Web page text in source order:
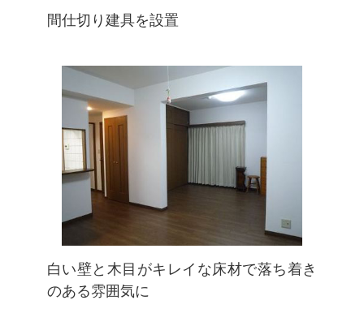
間仕切り建具を設置
白い壁と木目がキレイな床材で落ち着き
のある雰囲気に